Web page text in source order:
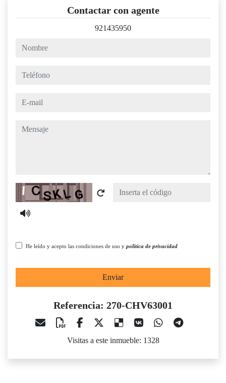
Contactar con agente
921435950
nombre
teléfono
e-mail
mensaje
Captcha
He leído y acepto las condiciones de uso y política de privacidad
Enviar
Referencia: 270-CHV63001
Visitas a este inmueble: 1328